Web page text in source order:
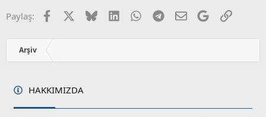
u
z
o
l
Paylaş: Facebook BlueskyLinkedInWhatsApp
Telegram
E-postaGoogleLink
Arşiv
HAKKIMIZDA